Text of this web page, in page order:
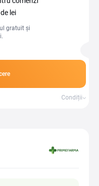
de lei
gratuit și
Condiții